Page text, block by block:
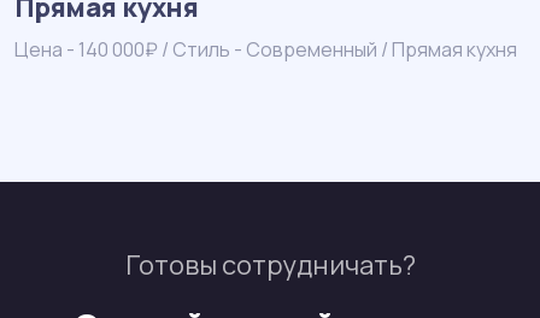
Цена - 140 000₽ / Стиль - Современный / Прямая кухня
Готовы сотрудничать?